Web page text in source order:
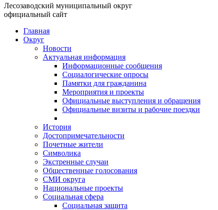
Лесозаводский муниципальный округ
официальный сайт
Главная
Округ
Новости
Актуальная информация
Информационные сообщения
Социалогические опросы
Памятки для гражданина
Мероприятия и проекты
Официальные выступления и обращения
Официальные визиты и рабочие поездки
История
Достопримечательности
Почетные жители
Символика
Экстренные случаи
Общественные голосования
СМИ округа
Национальные проекты
Социальная сфера
Социальная защита